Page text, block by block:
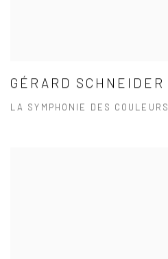
GÉRARD SCHNEIDER
LA SYMPHONIE DES COULEURS